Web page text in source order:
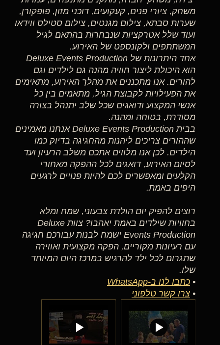
משחק, ציורי פנים, קעקועים, דוכני מזון, פופקורן,
שערות סבתא, צילום מגנטים, צילום סטילס ווידאו
ועוד שלל אטרקציות שנבחרות בהתאם לגיל
המשתתפים ולקונספט של האירוע.
אחד היתרונות של Deluxe Events Production
הוא היכולת ליצור חוויה מהנה גם לילדים וגם
להורים. אנו מתכננים את מהלך האירוע, מתאימים
את הפעילויות לקבוצת הגיל, מתאמים בין כל
אנשי המקצוע ודואגים שכל שלב יתנהל בצורה
מסודרת, בטוחה ומהנה.
בבית Deluxe Events Production אנחנו מאמינים
שההורים צריכים ליהנות מהחגיגה בדיוק כמו
הילדים. לכן אנו מלווים אתכם משלב הרעיון ועד
לסיום האירוע, דואגים לכל ההפקה מאחורי
הקלעים ומאפשרים לכם להיות פנויים לרגעים
היפים באמת.
רוצים להפיק יום הולדת צבעוני, שמח ומלא
בחוויות שילדים באמת יאהבו? צוות Deluxe
Events Production ישמח לבנות עבורכם חגיגה
עם רעיונות מקוריים, הפקה מקצועית ואווירה
שתגרום לכל ילד להרגיש במרכז היום המיוחד
שלו.
• כתבו לנו ב-WhatsApp
• צרו קשר טלפוני